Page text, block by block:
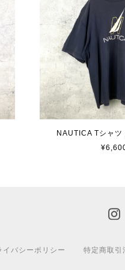
NAUTICA Tシャツ
イバシーポリシー 特定商取引